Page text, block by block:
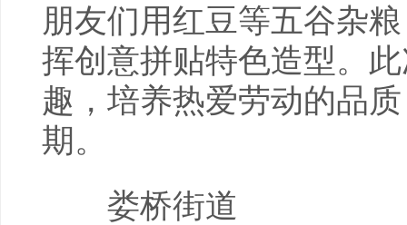
朋友们用红豆等五谷杂
挥创意拼贴特色造型。
趣，培养热爱劳动的品
期。
娄桥街道